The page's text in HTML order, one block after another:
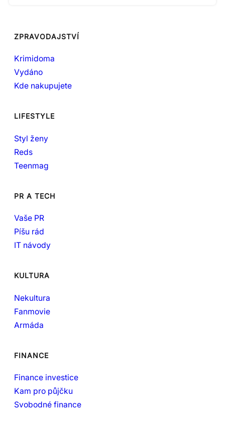
ZPRAVODAJSTVÍ
Krimidoma
Vydáno
Kde nakupujete
LIFESTYLE
Styl ženy
Reds
Teenmag
PR A TECH
Vaše PR
Píšu rád
IT návody
KULTURA
Nekultura
Fanmovie
Armáda
FINANCE
Finance investice
Kam pro půjčku
Svobodné finance